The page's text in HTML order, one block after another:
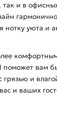
и в
уюта и
поможет вам
и
и ваших